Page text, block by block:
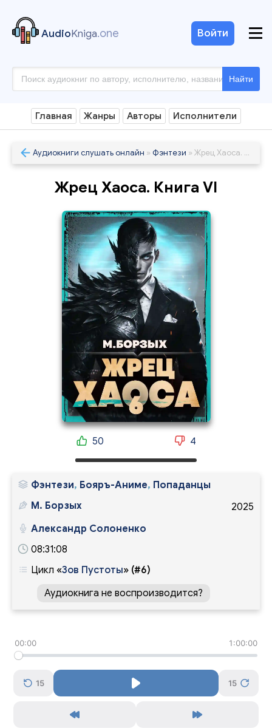
AudioKniga.one
Найти
Войти
Главная Жанры Авторы Исполнители
Аудиокниги слушать онлайн » Фэнтези » Жрец Хаоса. Книга VI
Жрец Хаоса. Книга VI
50 4
Фэнтези, Бояръ-Аниме, Попаданцы
2025
М. Борзых
Александр Солоненко
08:31:08
Цикл «Зов Пустоты» (#6)
Аудиокнига не воспроизводится?
00:00 1:00:00
15 15